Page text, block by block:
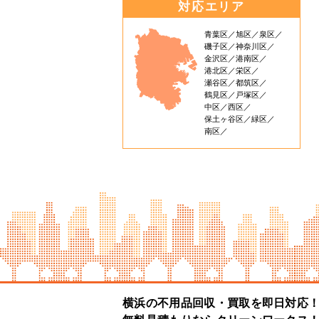
対応エリア
青葉区 旭区
泉区
磯子区
神奈川区
金沢区
港南区
港北区
栄区
瀬谷区
都筑区
鶴見区
戸塚区
中区
西区
保土ヶ谷区
緑区
南区
横浜の不用品回収・買取を即日対応